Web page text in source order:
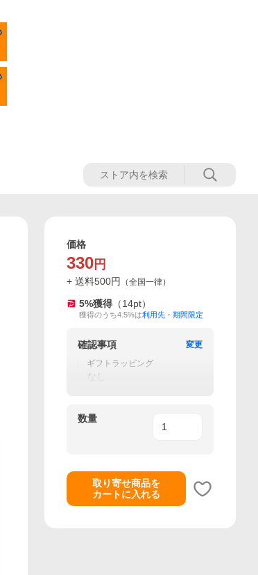
価格
330 円
+ 送料500円 （全国一律）
5%獲得 （14pt）
獲得のうち4.5%は利用先・期間限定
確認事項
変更
ギフトラッピング
なし
数量
取り寄せ商品を
カートに入れる